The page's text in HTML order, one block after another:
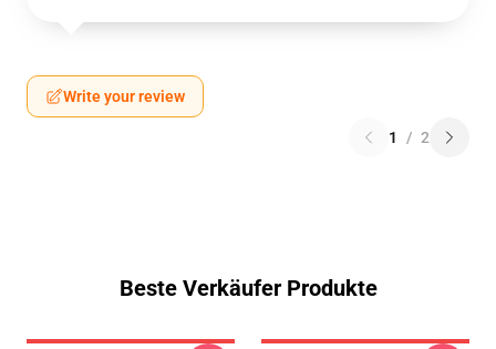
Write your review
1 / 2
Beste Verkäufer Produkte